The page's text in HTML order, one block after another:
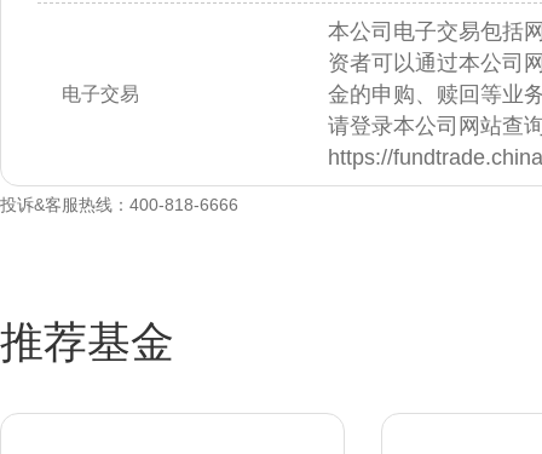
电子交易
本公司电子交易包括
资者可以通过本公司
金的申购、赎回等业
请登录本公司网站查
https://
投诉&客服热线：400-818-6666
推荐基金